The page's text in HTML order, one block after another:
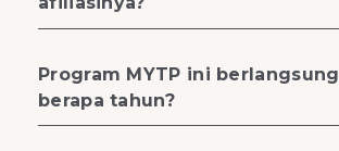
Program MYTP ini berlangsung
berapa tahun?